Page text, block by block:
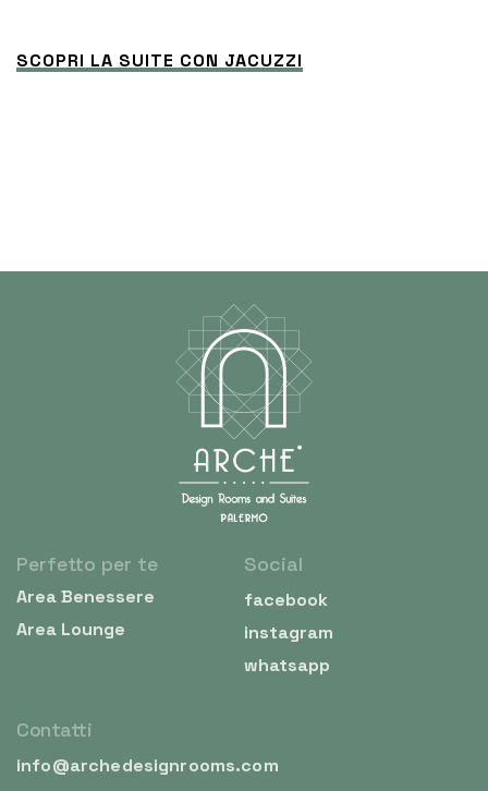
SCOPRI LA SUITE CON JACUZZI
Perfetto per te
Area Benessere
Area Lounge
Social
facebook
instagram
whatsapp
Contatti
info@archedesignrooms.com